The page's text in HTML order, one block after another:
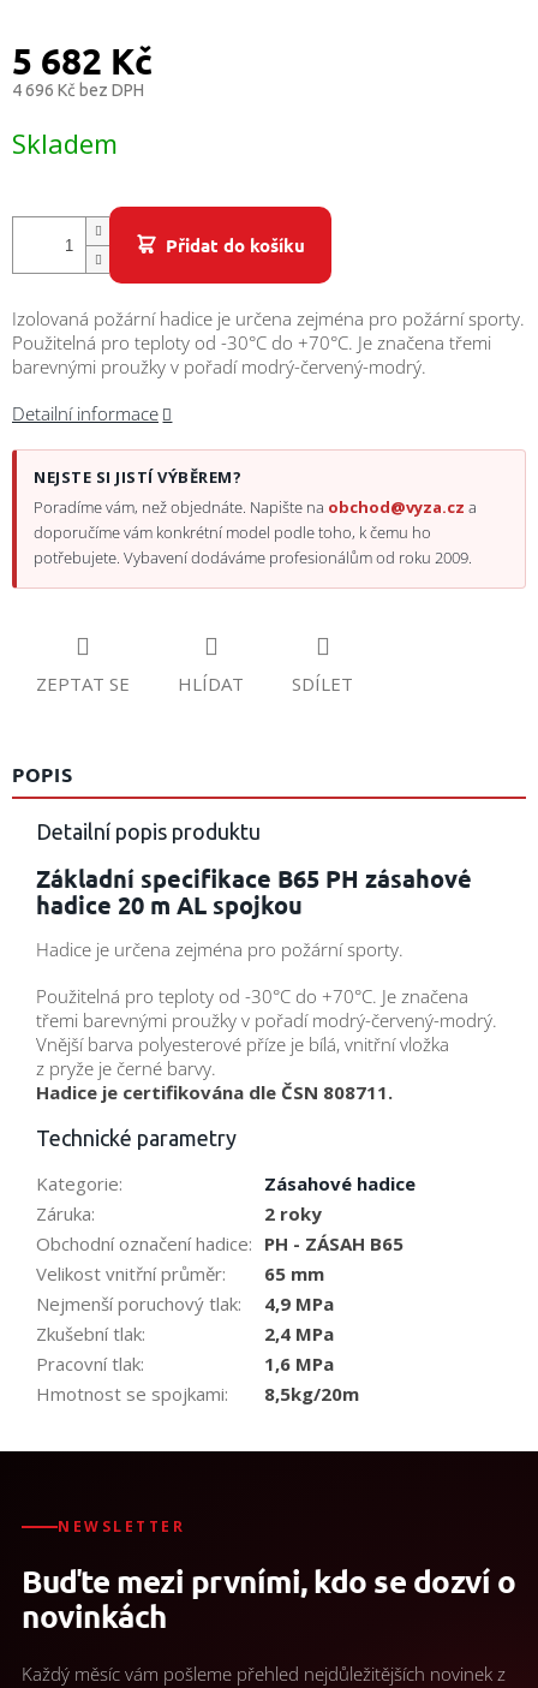
Přihlášení
5 682 Kč
4 696 Kč bez DPH
cena:
Skladem
Přidat do košíku
Izolovaná požární hadice je určena zejména pro požární sporty.
Použitelná pro teploty od -30°C do +70°C. Je značena třemi
barevnými proužky v pořadí modrý-červený-modrý.
Detailní informace
NEJSTE SI JISTÍ VÝBĚREM?
Poradíme vám, než objednáte. Napište na obchod@vyza.cz a
doporučíme vám konkrétní model podle toho, k čemu ho
potřebujete. Vybavení dodáváme profesionálům od roku 2009.
ZEPTAT SE HLÍDAT SDÍLET
POPIS
Detailní popis produktu
Základní specifikace B65 PH zásahové
hadice 20 m AL spojkou
Hadice je určena zejména pro požární sporty.
Použitelná pro teploty od -30°C do +70°C. Je značena
třemi barevnými proužky v pořadí modrý-červený-modrý.
Vnější barva polyesterové příze je bílá, vnitřní vložka
z pryže je černé barvy.
Hadice je certifikována dle ČSN 808711.
Technické parametry
Kategorie:
Zásahové hadice
Záruka:
2 roky
Obchodní označení hadice: PH - ZÁSAH B65
Velikost vnitřní průměr:
65 mm
Nejmenší poruchový tlak:
4,9 MPa
Zkušební tlak:
2,4 MPa
Pracovní tlak:
1,6 MPa
Hmotnost se spojkami: 8,5kg/20m
NEWSLETTER
Buďte mezi prvními, kdo se dozví o
novinkách
Každý měsíc vám pošleme přehled nejdůležitějších novinek z